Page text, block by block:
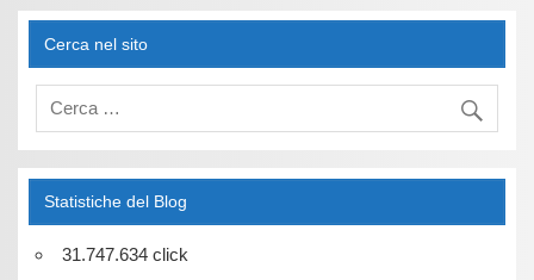
Cerca nel sito
Statistiche del Blog
31.747.634 click